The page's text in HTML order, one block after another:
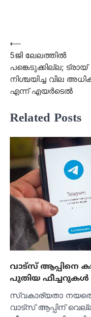
Post
navigation
⟵
5ജി ലേലത്തില്‍
പങ്കെടുക്കില്ല; ട്രായ്
നിശ്ചയിച്ച വില
എന്ന് എയര്‍ടെല്‍
Related Posts
വാട്‌സ് ആപ്പിനെ
പുതിയ ഫീച്ചറുകൾ
സ്വകാര്യതാ നയത്തെ
വാട്‌സ് ആപ്പിന്